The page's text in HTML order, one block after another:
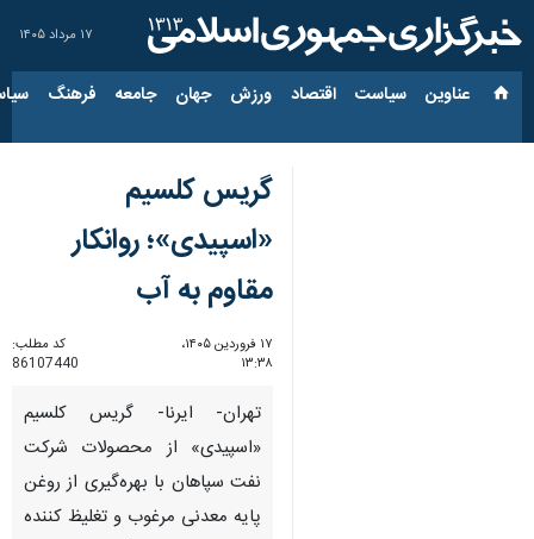
۱۷ مرداد ۱۴۰۵
عناوین‌ سیاست اقتصاد ورزش جهان جامعه فرهنگ
گریس کلسیم
«اسپیدی»؛ روانکار
مقاوم به آب
۱۷ فروردین ۱۴۰۵،
۱۳:۳۸
کد مطلب:
86107440
تهران- ایرنا- گریس کلسیم
«اسپیدی» از محصولات شرکت
نفت سپاهان با بهره‌گیری از روغن
پایه معدنی مرغوب و تغلیظ‌ کننده